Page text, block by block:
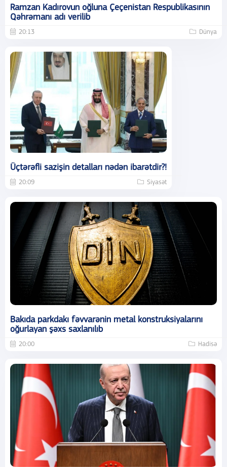
Ramzan Kadırovun oğluna Çeçenistan Respublikasının
Qəhrəmanı adı verilib
20:13 Dünya
Üçtərəfli sazişin detalları nədən ibarətdir?!
20:09 Siyasət
Bakıda parkdakı fəvvarənin metal konstruksiyalarını
oğurlayan şəxs saxlanılıb
20:00 Hadisə